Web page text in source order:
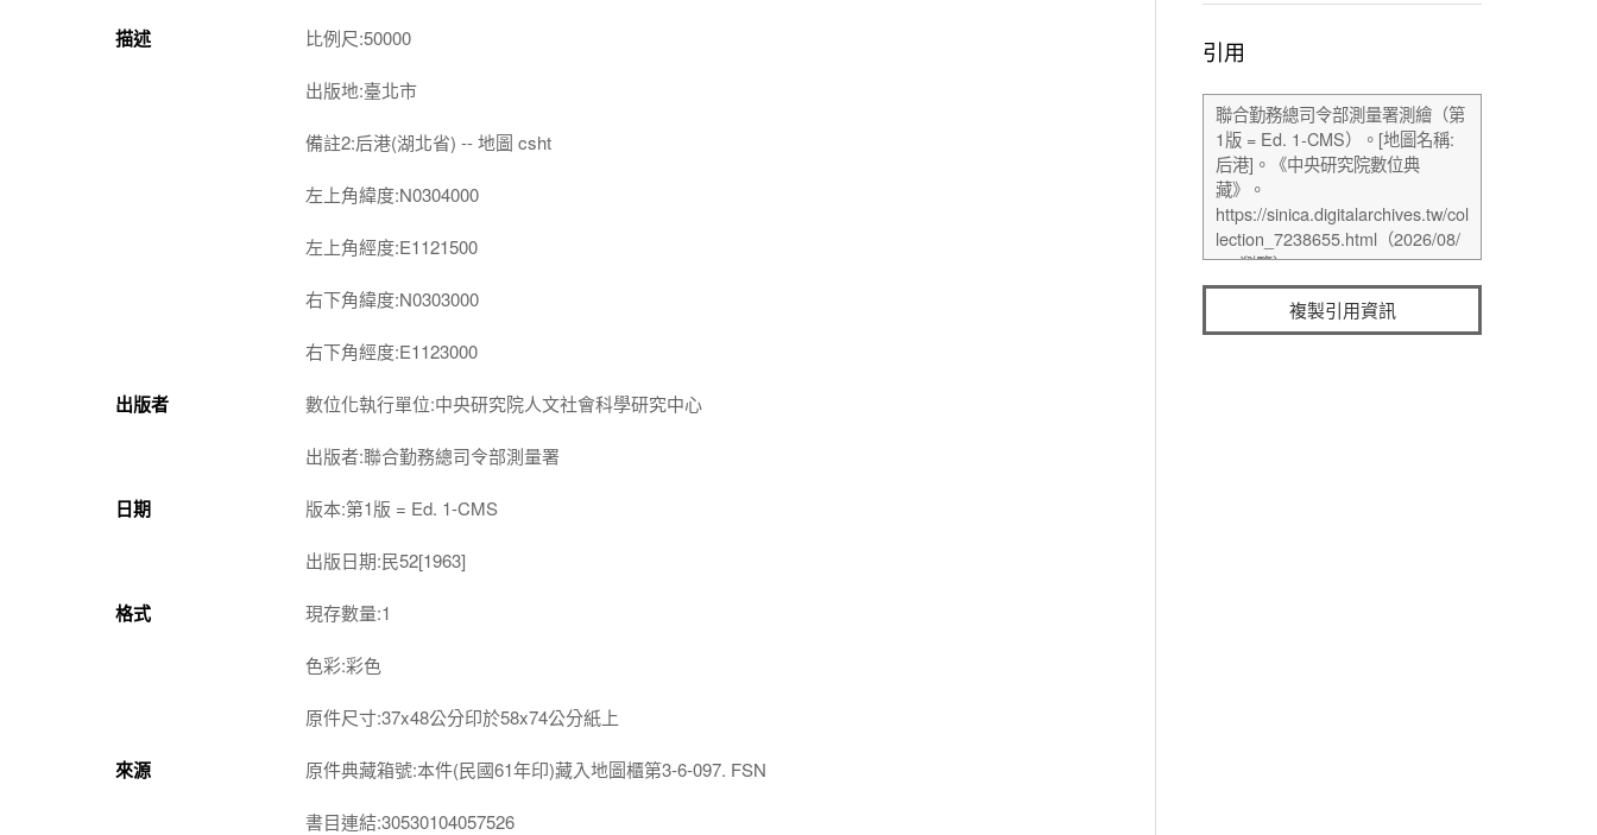
描述 比例尺:50000
出版地:臺北市
備註2:后港(湖北省) -- 地圖 csht
左上角緯度:N0304000
左上角經度:E1121500
右下角緯度:N0303000
右下角經度:E1123000
出版者 數位化執行單位:中央研究院人文社會科學研究中心
出版者:聯合勤務總司令部測量署
日期 版本:第1版 = Ed. 1-CMS
出版日期:民52[1963]
格式 現存數量:1
色彩:彩色
原件尺寸:37x48公分印於58x74公分紙上
來源 原件典藏箱號:本件(民國61年印)藏入地圖櫃第3-6-097. FSN
書目連結:30530104057526
引用
複製引用資訊